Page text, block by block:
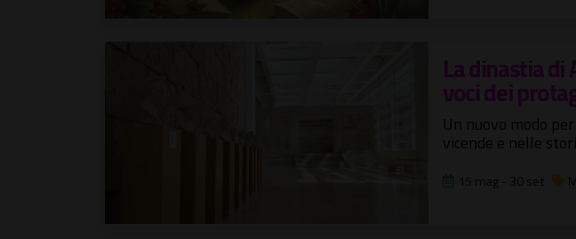
La dinastia di
voci dei
Un nuovo modo
vicende e nelle
15 mag - 30 set